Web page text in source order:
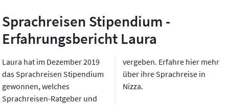
Sprachreisen Stipendium -
Erfahrungsbericht Laura
Laura hat im Dezember 2019
das Sprachreisen Stipendium
gewonnen, welches
Sprachreisen-Ratgeber und
vergeben. Erfahre hier mehr
über ihre Sprachreise in
Nizza.